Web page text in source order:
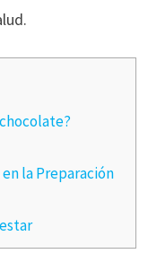
la Preparación